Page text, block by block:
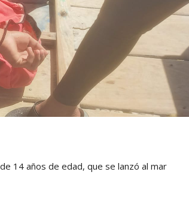
14 años de edad, que se lanzó al mar